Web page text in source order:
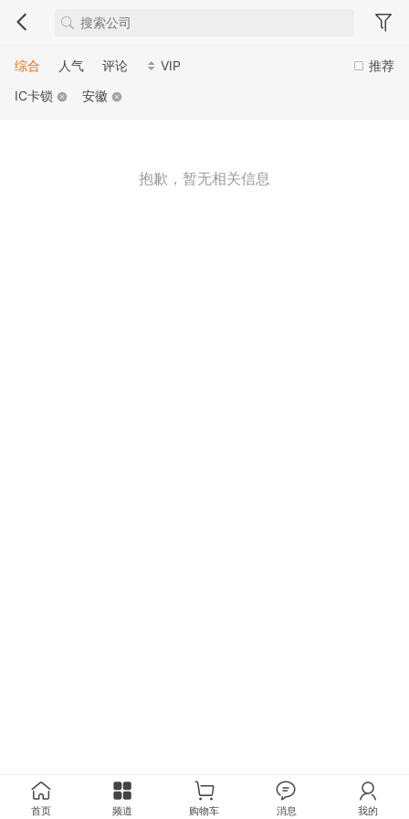
推荐
综合 人气 评论
VIP
IC卡锁
安徽
抱歉，暂无相关信息
首页 频道 购物车 消息 我的